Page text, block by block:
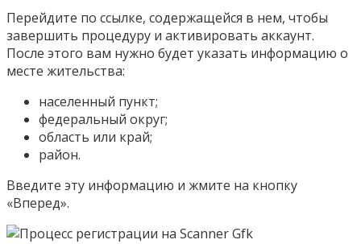
Перейдите по ссылке, содержащейся в нем, чтобы
завершить процедуру и активировать аккаунт.
После этого вам нужно будет указать информацию о
месте жительства:
населенный пункт;
федеральный округ;
область или край;
район.
Введите эту информацию и жмите на кнопку
«Вперед».